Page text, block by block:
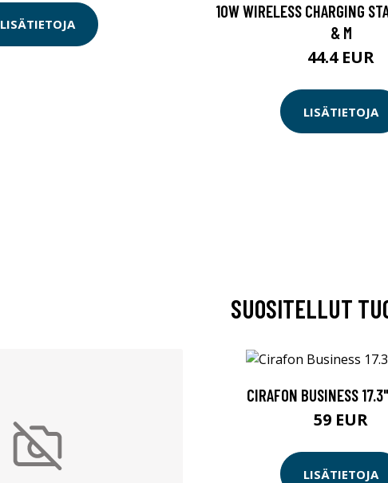
LISÄTIETOJA
10W WIRELESS CHARGING
& M
44.4 EUR
LISÄTIETOJA
SUOSITELLUT
CIRAFON BUSINESS
59 EUR
LISÄTIETOJA